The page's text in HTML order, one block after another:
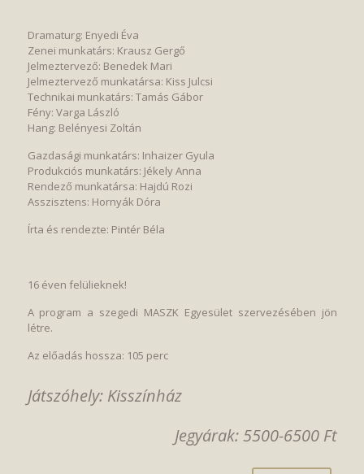
Dramaturg: Enyedi Éva
Zenei munkatárs: Krausz Gergő
Jelmeztervező: Benedek Mari
Jelmeztervező munkatársa: Kiss Julcsi
Technikai munkatárs: Tamás Gábor
Fény: Varga László
Hang: Belényesi Zoltán
Gazdasági munkatárs: Inhaizer Gyula
Produkciós munkatárs: Jékely Anna
Rendező munkatársa: Hajdú Rozi
Asszisztens: Hornyák Dóra
Írta és rendezte: Pintér Béla
16 éven felülieknek!
A program a szegedi MASZK Egyesület szervezésében jön
létre.
Az előadás hossza: 105 perc
Játszóhely: Kisszínház
Jegyárak: 5500-6500 Ft